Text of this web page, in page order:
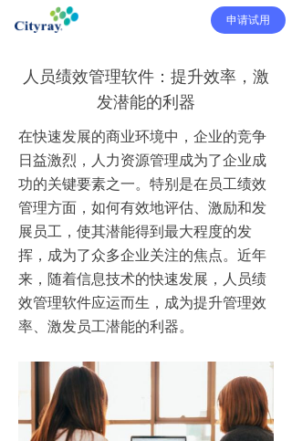
申请试用
人员绩效管理软件：提升效率，激
发潜能的利器
在快速发展的商业环境中，企业的竞争
日益激烈，人力资源管理成为了企业成
功的关键要素之一。特别是在员工绩效
管理方面，如何有效地评估、激励和发
展员工，使其潜能得到最大程度的发
挥，成为了众多企业关注的焦点。近年
来，随着信息技术的快速发展，人员绩
效管理软件应运而生，成为提升管理效
率、激发员工潜能的利器。